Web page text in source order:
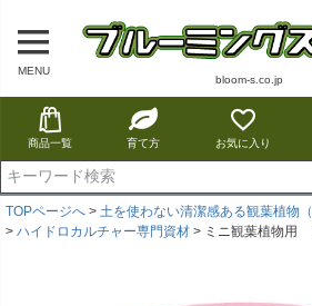
MENU
bloom-s.co.jp
商品一覧 育て方 お気に入り
TOPページへ
土を使わない清潔感ある観葉植物
ハイドロカルチャー専門資材
ミニ観葉植物用